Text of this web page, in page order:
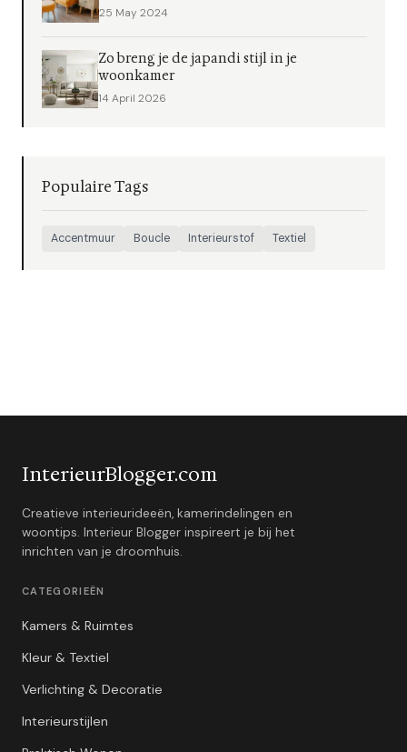
25 May 2024
Zo breng je de japandi stijl in je
woonkamer
14 April 2026
Populaire Tags
Accentmuur Boucle Interieurstof Textiel
InterieurBlogger.com
Creatieve interieurideeën, kamerindelingen en
woontips. Interieur Blogger inspireert je bij het
inrichten van je droomhuis.
CATEGORIEËN
Kamers & Ruimtes
Kleur & Textiel
Verlichting & Decoratie
Interieurstijlen